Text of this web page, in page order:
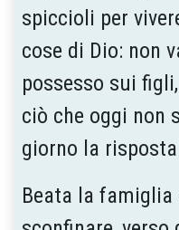
spiccioli per
cose di Dio: non
possesso sui
ciò che oggi non
giorno la
Beata la famiglia